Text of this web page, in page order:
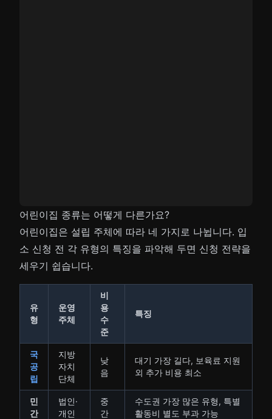
어린이집 종류는 어떻게 다른가요?
어린이집은 설립 주체에 따라 네 가지로 나뉩니다. 입
소 신청 전 각 유형의 특징을 파악해 두면 신청 전략을
세우기 쉽습니다.
유
형
운영
주체
비
용
수
준
특징
국
공
립
지방
자치
단체
낮
음
대기 가장 길다, 보육료 지원
외 추가 비용 최소
민
간
법인·
개인
중
간
수도권 가장 많은 유형, 특별
활동비 별도 부과 가능